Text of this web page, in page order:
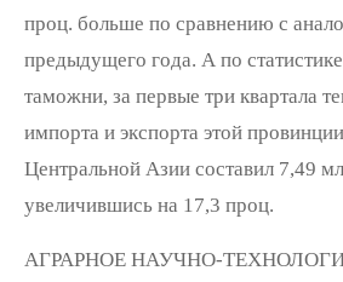
проц. больше по сравнению с
предыдущего года. А по
таможни, за первые три квартала
импорта и экспорта этой
Центральной Азии составил 7,49
увеличившись на 17,3 проц.
АГРАРНОЕ НАУЧНО-